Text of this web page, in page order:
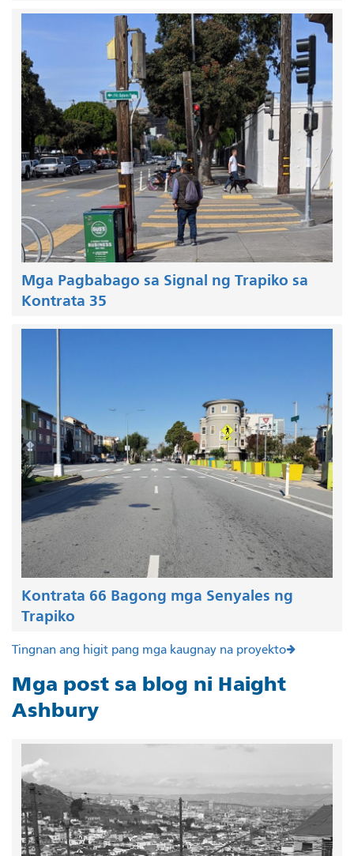
Mga Pagbabago sa Signal ng Trapiko sa
Kontrata 35
Kontrata 66 Bagong mga Senyales ng
Trapiko
Tingnan ang higit pang mga kaugnay na proyekto
Mga post sa blog ni Haight
Ashbury